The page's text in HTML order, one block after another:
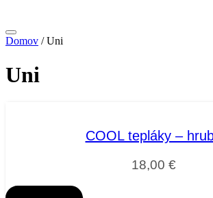
Domov / Uni
Uni
COOL tepláky –
18,00 €